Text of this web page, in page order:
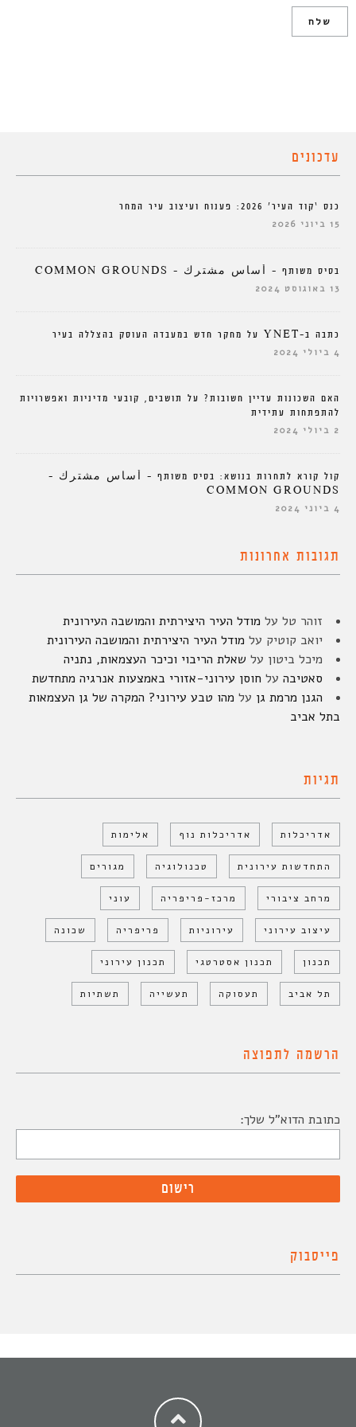
עדכונים
כנס ‘קוד העיר’ 2026: פענוח ועיצוב עיר המחר
15 ביוני 2026
בסיס משותף – أساس مشترك – COMMON GROUNDS
13 באוגוסט 2024
כתבה ב-YNET על מחקר חדש במעבדה העוסק בהצללה בעיר
4 ביולי 2024
האם השכונות עדיין חשובות? על תושבים, קובעי מדיניות ואפשרויות
להתפתחות עתידית
2 ביולי 2024
קול קורא לתחרות בנושא: בסיס משותף – أساس مشترك –
COMMON GROUNDS
4 ביוני 2024
תגובות אחרונות
זוהר טל על מודל העיר היצירתית והמושבה העירונית
יואב קוטיק על מודל העיר היצירתית והמושבה העירונית
מיכל ביטון על שאלת הריבוי וכיכר העצמאות, נתניה
סאטיבה על חוסן עירוני-אזורי באמצעות אנרגיה מתחדשת
הגנן מרמת גן על מהו טבע עירוני? המקרה של גן העצמאות
בתל אביב
תגיות
אדריכלות אדריכלות נוף אלימות
התחדשות עירונית טכנולוגיה מגורים
מרחב ציבורי מרכז-פריפריה עוני
עיצוב עירוני עירוניות פריפריה שכונה
תכנון תכנון אסטרטגי תכנון עירוני
תל אביב תעסוקה תעשייה תשתיות
הרשמה לתפוצה
כתובת הדוא"ל שלך:
פייסבוק